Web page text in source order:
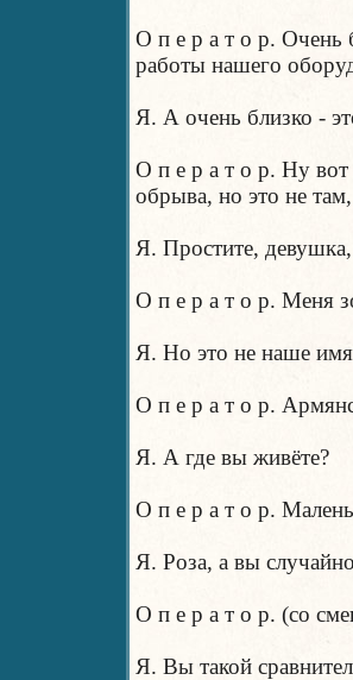
О п е р а т о р. Очень
работы нашего
Я. А очень близко -
О п е р а т о р. Ну вот
обрыва, но это не
Я. Простите, девушка,
О п е р а т о р. Меня
Я. Но это не наше
О п е р а т о р.
Я. А где вы живёте?
О п е р а т о р.
Я. Роза, а вы
О п е р а т о р. (со
Я. Вы такой